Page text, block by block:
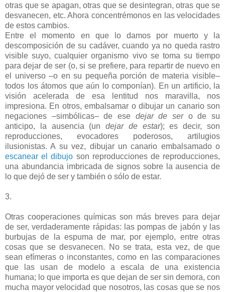
otras que se apagan, otras que se desintegran, otras que se
desvanecen, etc. Ahora concentrémonos en las velocidades
de estos cambios.
Entre el momento en que lo damos por muerto y la
descomposición de su cadáver, cuando ya no queda rastro
visible suyo, cualquier organismo vivo se toma su tiempo
para dejar de ser (o, si se prefiere, para repartir de nuevo en
el universo –o en su pequeña porción de materia visible–
todos los átomos que aún lo componían). En un artificio, la
visión acelerada de esa lentitud nos maravilla, nos
impresiona. En otros, embalsamar o dibujar un canario son
negaciones –simbólicas– de ese dejar de sero de su
anticipo, la ausencia (undejar de estar); es decir, son
reproducciones, evocadores poderosos, artilugios
ilusionistas. A su vez, dibujar un canario embalsamado o
escanear el dibujo son reproducciones de reproducciones,
una abundancia imbricada de signos sobre la ausencia de
lo que dejó de ser y también o sólo de estar.
3.
Otras cooperaciones químicas son más breves para dejar
de ser, verdaderamente rápidas: las pompas de jabón y las
burbujas de la espuma de mar, por ejemplo, entre otras
cosas que se desvanecen. No se trata, esta vez, de que
sean efímeras o inconstantes, como en las comparaciones
que las usan de modelo a escala de una existencia
humana; lo que importa es que dejan de ser sin demora, con
mucha mayor velocidad que nosotros, las cosas que se nos